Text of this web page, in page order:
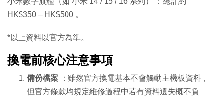
HK$350 – HK$500 。
*以上資料以官方為準。
換電前核心注意事項
備份檔案
：雖然官方換電基本不會觸動主機板資料，
但官方條款均規定維修過程中若有資料遺失概不負